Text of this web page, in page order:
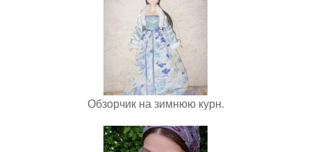
Обзорчик на зимнюю курн.